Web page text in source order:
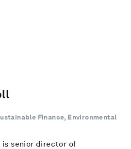
Finance, Environmental
is senior director of